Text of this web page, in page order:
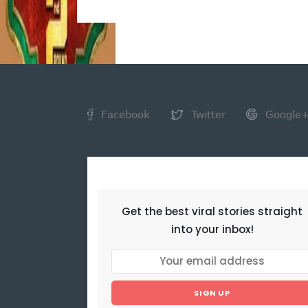
Facebook Twitter Google+
Get the best viral stories straight
into your inbox!
SIGN UP